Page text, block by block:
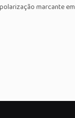
marcante